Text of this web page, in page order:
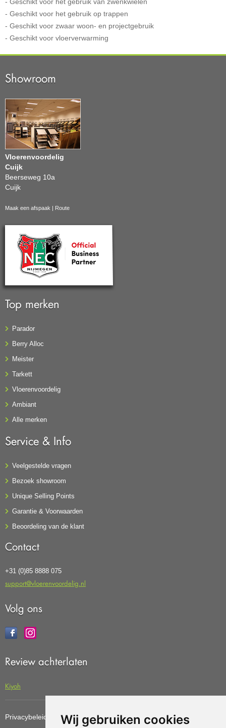
Wij gebruiken cookies
- Geschikt voor het gebruik op trappen
- Geschikt voor zwaar woon- en projectgebruik
- Geschikt voor vloerverwarming
Showroom
Vloerenvoordelig
Cuijk
Beerseweg 10a
Cuijk
Maak een afspaak | Route
Top merken
Parador
Berry Alloc
Meister
Tarkett
Vloerenvoordelig
Ambiant
Alle merken
Service & Info
Veelgestelde vragen
Bezoek showroom
Unique Selling Points
Garantie & Voorwaarden
Beoordeling van de klant
Contact
+31 (0)85 8888 075
support@vloerenvoordelig.nl
Volg ons
Review achterlaten
Kiyoh
Privacybeleid Cookiebeleid Update cookies preferences